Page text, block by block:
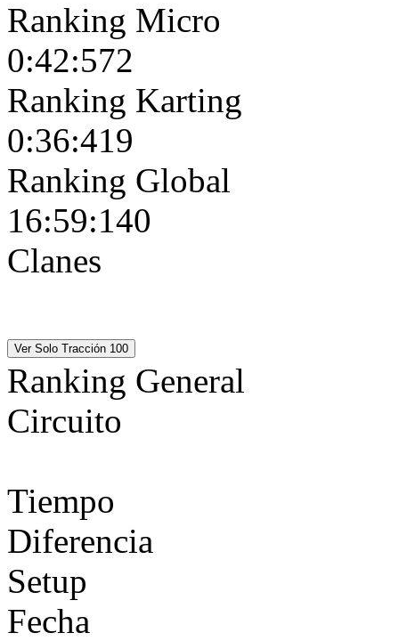
Ranking Micro
0:42:572
Ranking Karting
0:36:419
Ranking Global
16:59:140
Clanes
Ranking General
Circuito
Tiempo
Diferencia
Setup
Fecha